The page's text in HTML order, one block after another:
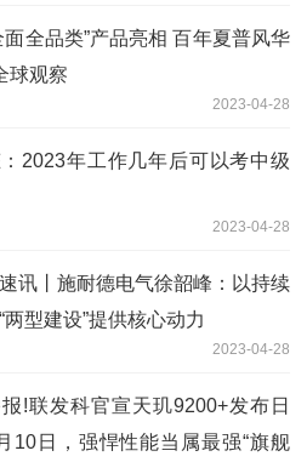
面全品类”产品亮相 百年夏普风华
球观察
2023-04-28
2023年工作几年后可以考中级
2023-04-28
讯丨施耐德电气徐韶峰：以持续
两型建设”提供核心动力
2023-04-28
!联发科官宣天玑9200+发布日
10日，强悍性能当属最强“旗舰